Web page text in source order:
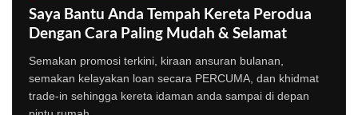
Saya Bantu Anda Tempah Kereta Perodua
Dengan Cara Paling Mudah & Selamat
Semakan promosi terkini, kiraan ansuran bulanan,
semakan kelayakan loan secara PERCUMA, dan khidmat
trade-in sehingga kereta idaman anda sampai di depan